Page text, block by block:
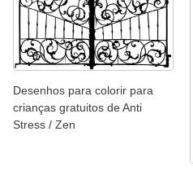
Desenhos para colorir para
crianças gratuitos de Anti
Stress / Zen